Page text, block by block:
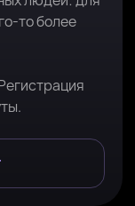
то более